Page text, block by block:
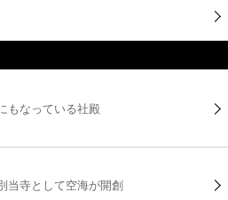
もなっている社殿
当寺として空海が開創